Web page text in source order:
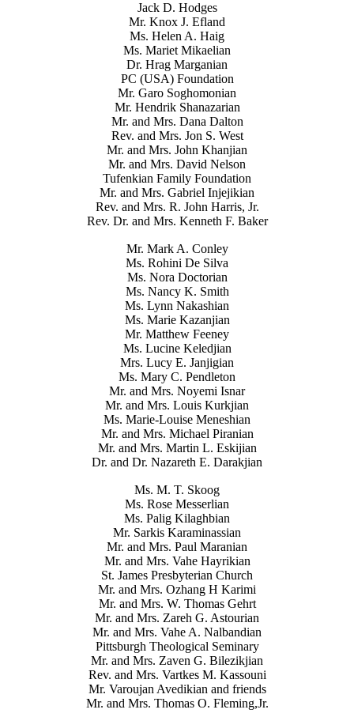
Jack D. Hodges
Mr. Knox J. Efland
Ms. Helen A. Haig
Ms. Mariet Mikaelian
Dr. Hrag Marganian
PC (USA) Foundation
Mr. Garo Soghomonian
Mr. Hendrik Shanazarian
Mr. and Mrs. Dana Dalton
Rev. and Mrs. Jon S. West
Mr. and Mrs. John Khanjian
Mr. and Mrs. David Nelson
Tufenkian Family Foundation
Mr. and Mrs. Gabriel Injejikian
Rev. and Mrs. R. John Harris, Jr.
Rev. Dr. and Mrs. Kenneth F. Baker
Mr. Mark A. Conley
Ms. Rohini De Silva
Ms. Nora Doctorian
Ms. Nancy K. Smith
Ms. Lynn Nakashian
Ms. Marie Kazanjian
Mr. Matthew Feeney
Ms. Lucine Keledjian
Mrs. Lucy E. Janjigian
Ms. Mary C. Pendleton
Mr. and Mrs. Noyemi Isnar
Mr. and Mrs. Louis Kurkjian
Ms. Marie-Louise Meneshian
Mr. and Mrs. Michael Piranian
Mr. and Mrs. Martin L. Eskijian
Dr. and Dr. Nazareth E. Darakjian
Ms. M. T. Skoog
Ms. Rose Messerlian
Ms. Palig Kilaghbian
Mr. Sarkis Karaminassian
Mr. and Mrs. Paul Maranian
Mr. and Mrs. Vahe Hayrikian
St. James Presbyterian Church
Mr. and Mrs. Ozhang H Karimi
Mr. and Mrs. W. Thomas Gehrt
Mr. and Mrs. Zareh G. Astourian
Mr. and Mrs. Vahe A. Nalbandian
Pittsburgh Theological Seminary
Mr. and Mrs. Zaven G. Bilezikjian
Rev. and Mrs. Vartkes M. Kassouni
Mr. Varoujan Avedikian and friends
Mr. and Mrs. Thomas O. Fleming,Jr.